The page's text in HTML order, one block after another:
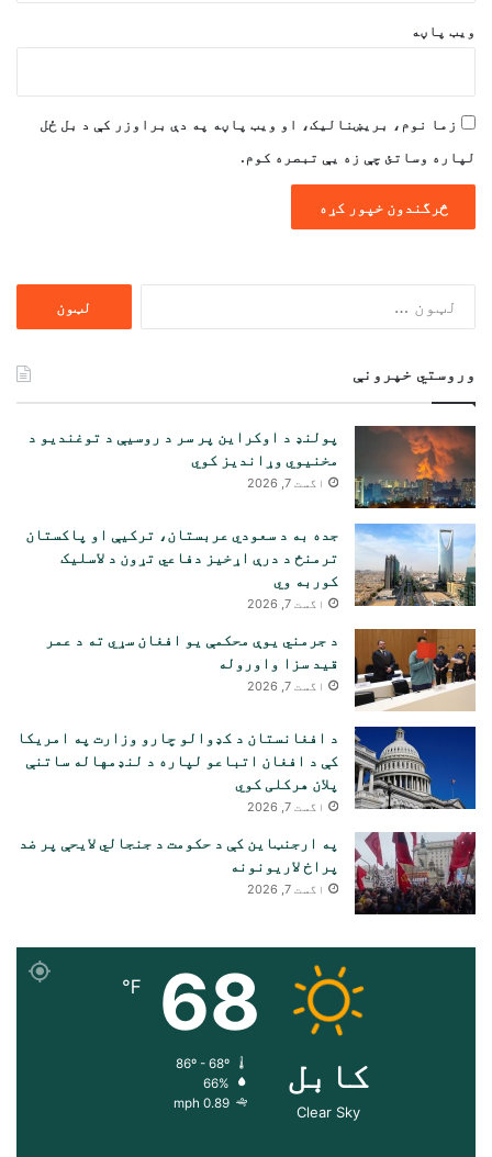
ویب پاڼه
زما نوم، بریښنالیک، او ویب پاڼه په دې براوزر کې د بل ځل
لپاره وساتئ چې زه یې تبصره کوم.
وروستي خپرونې
پولنډ د اوکراین پر سر د روسیې د توغندیو د
مخنیوي وړاندیز کوي
اگست 7, 2026
جده به د سعودي عربستان، ترکیې او پاکستان
ترمنځ د درې اړخیز دفاعي تړون د لاسلیک
کوربه وي
اگست 7, 2026
د جرمني یوې محکمې یو افغان سړي ته د عمر
قید سزا واوروله
اگست 7, 2026
د افغانستان د کډوالو چارو وزارت په امریکا
کې د افغان اتباعو لپاره د لنډمهاله ساتنې
پلان هرکلی کوي
اگست 7, 2026
په ارجنټاین کې د حکومت د جنجالي لایحې پر ضد
پراخ لاریونونه
اگست 7, 2026
کابل
Clear Sky
68
℉
66%
0.89 mph